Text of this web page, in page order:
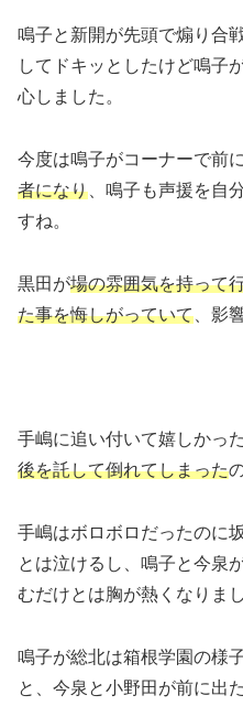
鳴子と新開が先頭で煽り合
してドキッとしたけど鳴子
心しました。
今度は鳴子がコーナーで前
者になり 、鳴子も声援を自
すね。
黒田が場の雰囲気を持って
た事を悔しがっていて 、影
手嶋に追い付いて嬉しかった
後を託して倒れてしまった
手嶋はボロボロだったのに
とは泣けるし、鳴子と今泉
むだけとは胸が熱くなりまし
鳴子が総北は箱根学園の様
と、今泉と小野田が前に出